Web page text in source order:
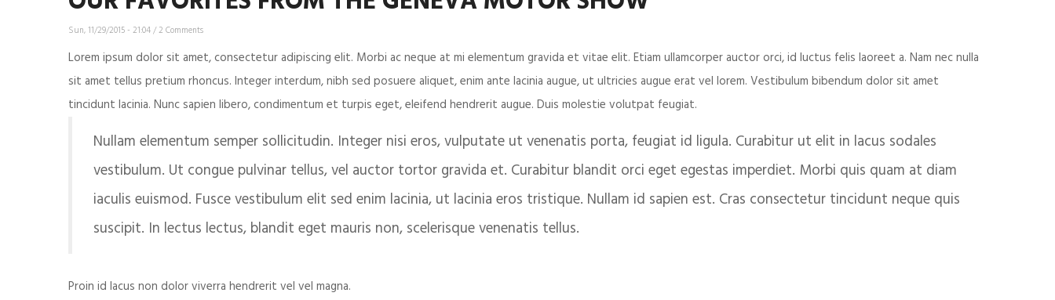
Sun, 11/29/2015 - 21:04/2 Comments
Lorem ipsum dolor sit amet, consectetur adipiscing elit. Morbi ac neque at mi elementum gravida et vitae elit. Etiam ullamcorper auctor orci, id luctus felis laoreet a. Nam nec nulla
sit amet tellus pretium rhoncus. Integer interdum, nibh sed posuere aliquet, enim ante lacinia augue, ut ultricies augue erat vel lorem. Vestibulum bibendum dolor sit amet
tincidunt lacinia. Nunc sapien libero, condimentum et turpis eget, eleifend hendrerit augue. Duis molestie volutpat feugiat.
Nullam elementum semper sollicitudin. Integer nisi eros, vulputate ut venenatis porta, feugiat id ligula. Curabitur ut elit in lacus sodales
vestibulum. Ut congue pulvinar tellus, vel auctor tortor gravida et. Curabitur blandit orci eget egestas imperdiet. Morbi quis quam at diam
iaculis euismod. Fusce vestibulum elit sed enim lacinia, ut lacinia eros tristique. Nullam id sapien est. Cras consectetur tincidunt neque quis
suscipit. In lectus lectus, blandit eget mauris non, scelerisque venenatis tellus.
Proin id lacus non dolor viverra hendrerit vel vel magna.